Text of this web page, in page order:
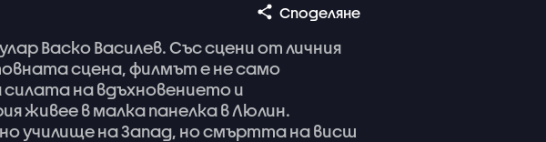
Споделяне
ВаскоВасилев.Съссцениотличния
сцена,филмътенесамо
силатанавдъхновениетои
живеевмалкапанелкавЛюлин.
училищенаЗапад, носмърттанависш